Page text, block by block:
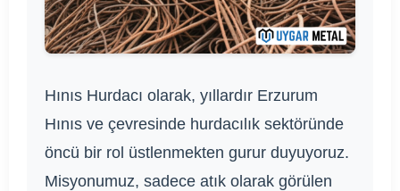
Hınıs Hurdacı olarak, yıllardır Erzurum
Hınıs ve çevresinde hurdacılık sektöründe
öncü bir rol üstlenmekten gurur duyuyoruz.
Misyonumuz, sadece atık olarak görülen